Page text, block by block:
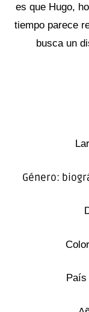
es que Hugo,
tiempo parece
busca un
Género: